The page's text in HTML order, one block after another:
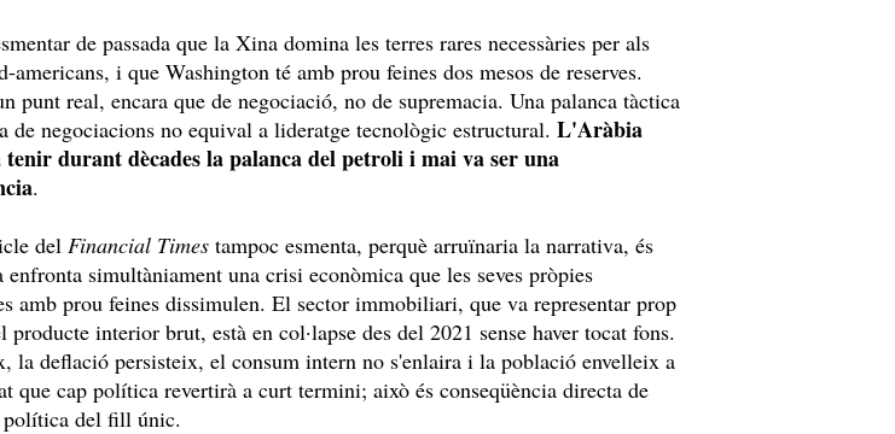
de passada que la Xina domina les terres rares necessàries per als
americans, i que Washington té amb prou feines dos mesos de reserves.
punt real, encara que de negociació, no de supremacia. Una palanca tàctica
de negociacions no equival a lideratge tecnològic estructural. L'Aràbia
tenir durant dècades la palanca del petroli i mai va ser una
.
del Financial Times tampoc esmenta, perquè arruïnaria la narrativa, és
simultàniament una crisi econòmica que les seves pròpies
amb prou feines dissimulen. El sector immobiliari, que va representar prop
producte interior brut, està en col·lapse des del 2021 sense haver tocat fons.
la deflació persisteix, el consum intern no s'enlaira i la població envelleix a
que cap política revertirà a curt termini; això és conseqüència directa de
política del fill únic.